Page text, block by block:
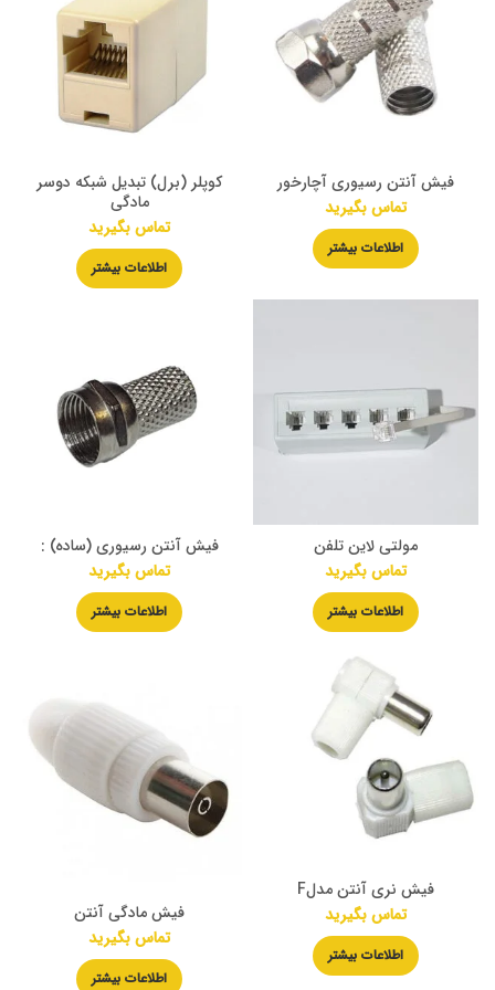
فیش آنتن رسیوری آچارخور
تماس بگیرید
اطلاعات بیشتر
کوپلر (برل) تبدیل شبکه دوسر
مادگی
تماس بگیرید
اطلاعات بیشتر
مولتی لاین تلفن
تماس بگیرید
اطلاعات بیشتر
فیش آنتن رسیوری (ساده) :
تماس بگیرید
اطلاعات بیشتر
فیش نری آنتن مدلF
تماس بگیرید
اطلاعات بیشتر
فیش مادگی آنتن
تماس بگیرید
اطلاعات بیشتر